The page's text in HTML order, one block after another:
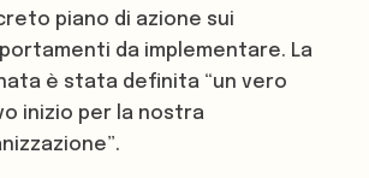
piano di azione sui
da implementare. La
è stata definita “un vero
inizio per la nostra